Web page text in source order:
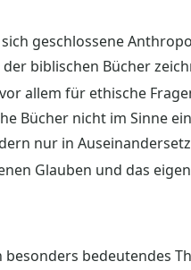
geschlossene
der biblischen Bücher
allem für ethische
Bücher nicht im Sinne
nur in
Glauben und das
bedeutendes